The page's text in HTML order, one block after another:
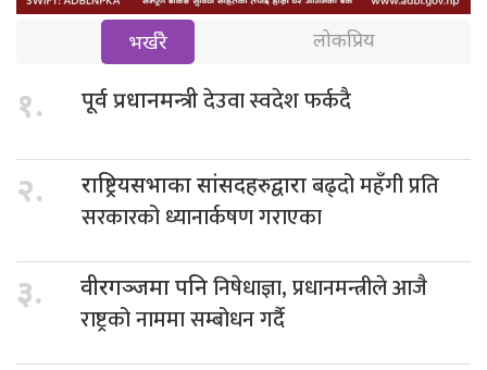
भर्खरै लोकप्रिय
१. पूर्व प्रधानमन्त्रीदेउवा स्वदेश फर्कदै
२. राष्ट्रियसभाका सांसदहरुद्वाराबढ्दो महँगी प्रति
सरकारको ध्यानार्कषण गराएका
३. वीरगञ्जमा पनिनिषेधाज्ञा, प्रधानमन्त्रीले आजै
राष्ट्रको नाममा सम्बोधन गर्दै